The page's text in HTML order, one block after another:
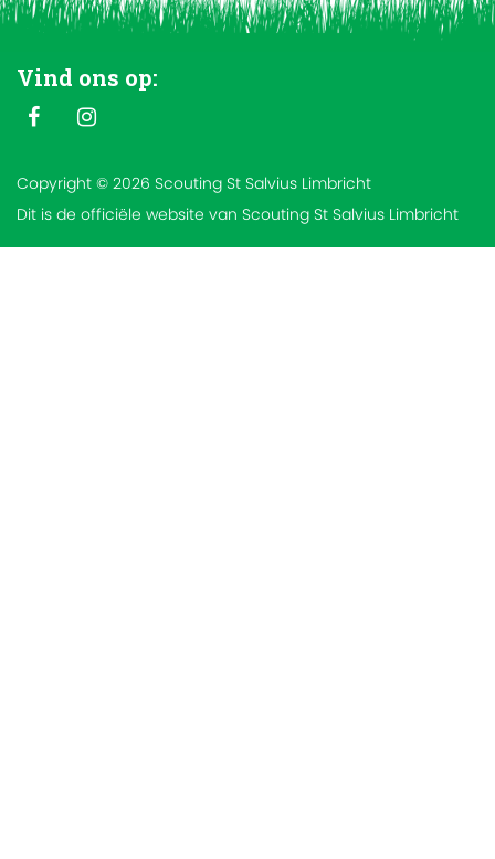
Vind ons op:
Copyright © 2026 Scouting St Salvius Limbricht
Dit is de officiële website van Scouting St Salvius Limbricht